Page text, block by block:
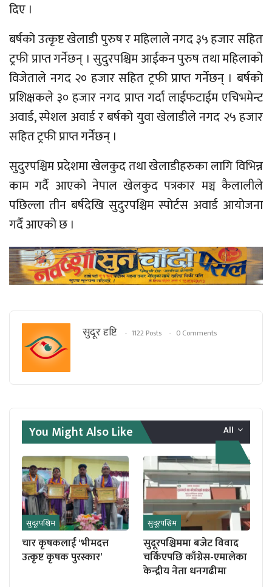
दिए ।
बर्षको उत्कृष्ट खेलाडी पुरुष र महिलाले नगद ३५ हजार सहित
ट्रफी प्राप्त गर्नेछन् । सुदुरपश्चिम आईकन पुरुष तथा महिलाको
विजेताले नगद २० हजार सहित ट्रफी प्राप्त गर्नेछन् । बर्षको
प्रशिक्षकले ३० हजार नगद प्राप्त गर्दा लाईफटाईम एचिभमेन्ट
अवार्ड, स्पेशल अवार्ड र बर्षको युवा खेलाडीले नगद २५ हजार
सहित ट्रफी प्राप्त गर्नेछन् ।
सुदुरपश्चिम प्रदेशमा खेलकुद तथा खेलाडीहरुका लागि विभिन्न
काम गर्दै आएको नेपाल खेलकुद पत्रकार मञ्च कैलालीले
पछिल्ला तीन बर्षदेखि सुदुरपश्चिम स्पोर्टस अवार्ड आयोजना
गर्दै आएको छ ।
सुदूर दृष्टि 1122 Posts 0 Comments
All
You Might Also Like
सुदूरपश्चिम
चार कृषकलाई ‘भीमदत्त
उत्कृष्ट कृषक पुरस्कार’
सुदूरपश्चिम
सुदूरपश्चिममा बजेट विवाद
चर्किएपछि काँग्रेस-एमालेका
केन्द्रीय नेता धनगढीमा